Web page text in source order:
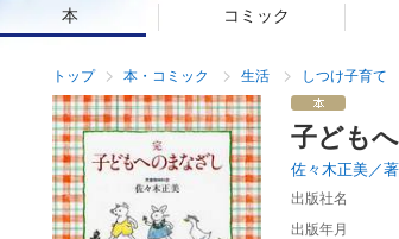
本 コミック
トップ 本・コミック 生活 しつけ子育て
子ども
佐々木正美／著
出版社名
出版年月